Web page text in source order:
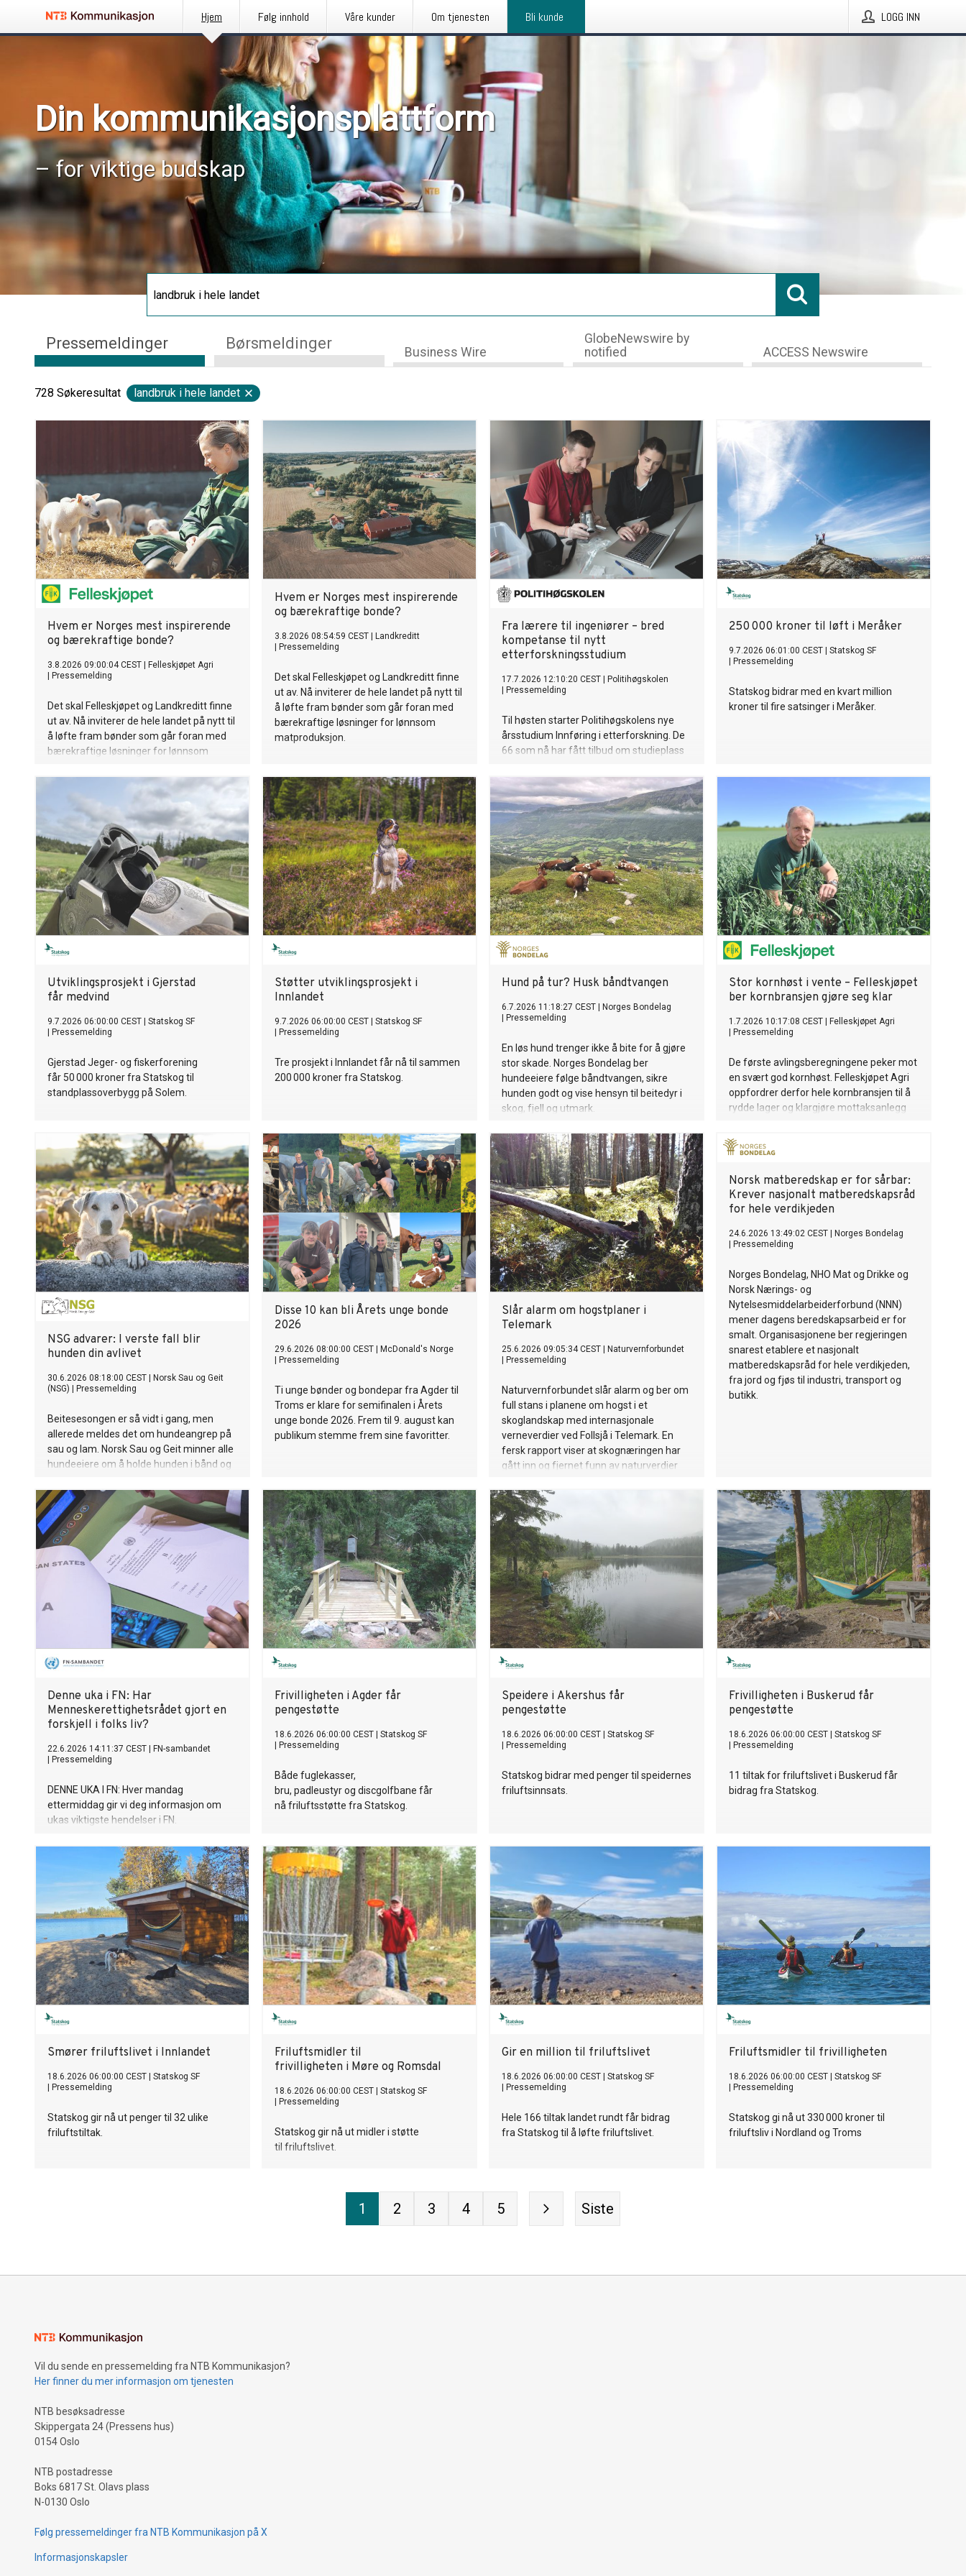
Hjem Følg innhold Våre kunder Om tjenesten Bli kunde LOGG INN
Din kommunikasjonsplattform
– for viktige budskap
Pressemeldinger Børsmeldinger Business Wire
GlobeNewswire by
notified
ACCESS Newswire
728 Søkeresultat landbruk i hele landet
Hvem er Norges mest inspirerende
og bærekraftige bonde?
3.8.2026 09:00:04 CEST
Felleskjøpet Agri
Pressemelding
Det skal Felleskjøpet og Landkreditt finne
ut av. Nå inviterer de hele landet på nytt til
å løfte fram bønder som går foran med
bærekraftige løsninger for lønnsom
Hvem er Norges mest inspirerende
og bærekraftige bonde?
3.8.2026 08:54:59 CEST
Landkreditt
Pressemelding
Det skal Felleskjøpet og Landkreditt finne
ut av. Nå inviterer de hele landet på nytt til
å løfte fram bønder som går foran med
bærekraftige løsninger for lønnsom
matproduksjon.
Fra lærere til ingeniører – bred
kompetanse til nytt
etterforskningsstudium
17.7.2026 12:10:20 CEST
Politihøgskolen
Pressemelding
Til høsten starter Politihøgskolens nye
årsstudium Innføring i etterforskning. De
66 som nå har fått tilbud om studieplass
58 år og har bakgrunn fra ulike fagfelt.
250 000 kroner til løft i Meråker
9.7.2026 06:01:00 CEST
Statskog SF
Pressemelding
Statskog bidrar med en kvart million
kroner til fire satsinger i Meråker.
Utviklingsprosjekt i Gjerstad
får medvind
9.7.2026 06:00:00 CEST
Statskog SF
Pressemelding
Gjerstad Jeger- og fiskerforening
får 50 000 kroner fra Statskog til
standplassoverbygg på Solem.
Støtter utviklingsprosjekt i
Innlandet
9.7.2026 06:00:00 CEST
Statskog SF
Pressemelding
Tre prosjekt i Innlandet får nå til sammen
200 000 kroner fra Statskog.
Hund på tur? Husk båndtvangen
6.7.2026 11:18:27 CEST
Norges Bondelag
Pressemelding
En løs hund trenger ikke å bite for å gjøre
stor skade. Norges Bondelag ber
hundeeiere følge båndtvangen, sikre
hunden godt og vise hensyn til beitedyr i
skog, fjell og utmark.
Stor kornhøst i vente – Felleskjøpet
ber kornbransjen gjøre seg klar
1.7.2026 10:17:08 CEST
Felleskjøpet Agri
Pressemelding
De første avlingsberegningene peker mot
en svært god kornhøst. Felleskjøpet Agri
oppfordrer derfor hele kornbransjen til å
rydde lager og klargjøre mottaksanlegg
NSG advarer: I verste fall blir
hunden din avlivet
30.6.2026 08:18:00 CEST
Norsk Sau og Geit
(NSG)
Pressemelding
Beitesesongen er så vidt i gang, men
allerede meldes det om hundeangrep på
sau og lam. Norsk Sau og Geit minner alle
hundeeiere om å holde hunden i bånd og
gjøre stor skade, og hendelsen kan også
få alvorlige konsekvenser for både hund
og eier.
Disse 10 kan bli Årets unge bonde
2026
29.6.2026 08:00:00 CEST
McDonald's Norge
Pressemelding
Ti unge bønder og bondepar fra Agder til
Troms er klare for semifinalen i Årets
unge bonde 2026. Frem til 9. august kan
publikum stemme frem sine favoritter.
Slår alarm om hogstplaner i
Telemark
25.6.2026 09:05:34 CEST
Naturvernforbundet
Pressemelding
Naturvernforbundet slår alarm og ber om
full stans i planene om hogst i et
skoglandskap med internasjonale
verneverdier ved Follsjå i Telemark. En
fersk rapport viser at skognæringen har
gått inn og fjernet funn av naturverdier
prosent av de unike skogene for hogst.
Norsk matberedskap er for sårbar:
Krever nasjonalt matberedskapsråd
for hele verdikjeden
24.6.2026 13:49:02 CEST
Norges Bondelag
Pressemelding
Norges Bondelag, NHO Mat og Drikke og
Norsk Nærings- og
Nytelsesmiddelarbeiderforbund (NNN)
mener dagens beredskapsarbeid er for
smalt. Organisasjonene ber regjeringen
snarest etablere et nasjonalt
matberedskapsråd for hele verdikjeden,
fra jord og fjøs til industri, transport og
butikk.
Denne uka i FN: Har
Menneskerettighetsrådet gjort en
forskjell i folks liv?
22.6.2026 14:11:37 CEST
FN-sambandet
Pressemelding
DENNE UKA I FN: Hver mandag
ettermiddag gir vi deg informasjon om
ukas viktigste hendelser i FN.
Frivilligheten i Agder får
pengestøtte
18.6.2026 06:00:00 CEST
Statskog SF
Pressemelding
Både fuglekasser,
bru, padleustyr og discgolfbane får
nå friluftsstøtte fra Statskog.
Speidere i Akershus får
pengestøtte
18.6.2026 06:00:00 CEST
Statskog SF
Pressemelding
Statskog bidrar med penger til speidernes
friluftsinnsats.
Frivilligheten i Buskerud får
pengestøtte
18.6.2026 06:00:00 CEST
Statskog SF
Pressemelding
11 tiltak for friluftslivet i Buskerud får
bidrag fra Statskog.
Smører friluftslivet i Innlandet
18.6.2026 06:00:00 CEST
Statskog SF
Pressemelding
Statskog gir nå ut penger til 32 ulike
friluftstiltak.
Friluftsmidler til
frivilligheten i Møre og Romsdal
18.6.2026 06:00:00 CEST
Statskog SF
Pressemelding
Statskog gir nå ut midler i støtte
til friluftslivet.
Gir en million til friluftslivet
18.6.2026 06:00:00 CEST
Statskog SF
Pressemelding
Hele 166 tiltak landet rundt får bidrag
fra Statskog til å løfte friluftslivet.
Friluftsmidler til frivilligheten
18.6.2026 06:00:00 CEST
Statskog SF
Pressemelding
Statskog gi nå ut 330 000 kroner til
friluftsliv i Nordland og Troms
1 2 3 4 5 Siste
Vil du sende en pressemelding fra NTB Kommunikasjon?
Her finner du mer informasjon om tjenesten
NTB besøksadresse
Skippergata 24 (Pressens hus)
0154 Oslo
NTB postadresse
Boks 6817 St. Olavs plass
N-0130 Oslo
Følg pressemeldinger fra NTB Kommunikasjon på X
Informasjonskapsler